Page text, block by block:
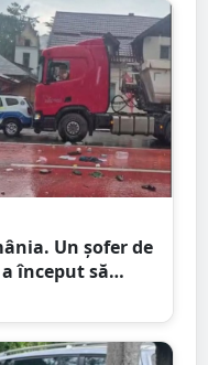
Un șofer de
început să
Au intervenit